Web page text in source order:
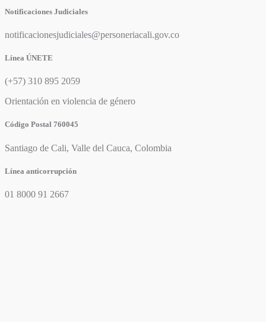
Notificaciones Judiciales
notificacionesjudiciales@personeriacali.gov.co
Línea ÚNETE
(+57) 310 895 2059
Orientación en violencia de género
Código Postal 760045
Santiago de Cali, Valle del Cauca, Colombia
Línea anticorrupción
01 8000 91 2667